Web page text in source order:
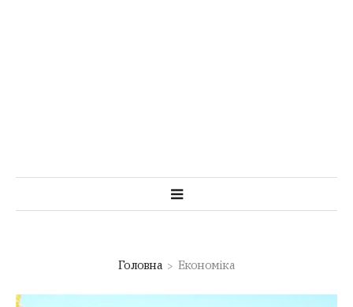
Головна Економіка